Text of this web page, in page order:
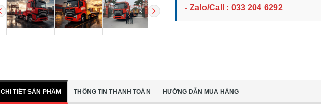
- Zalo/Call : 033 204 6292
CHI TIẾT SẢN PHẨM THÔNG TIN THANH TOÁN HƯỚNG DẪN MUA HÀNG